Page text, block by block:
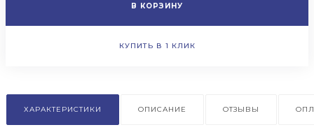
В КОРЗИНУ
КУПИТЬ В 1 КЛИК
ХАРАКТЕРИСТИКИ ОПИСАНИЕ ОТЗЫВЫ